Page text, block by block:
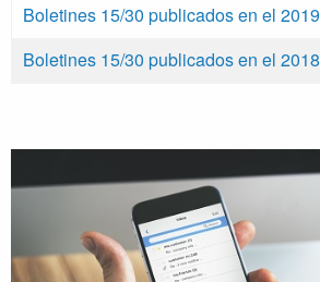
Boletines 15/30 publicados en el 2019
Boletines 15/30 publicados en el 2018